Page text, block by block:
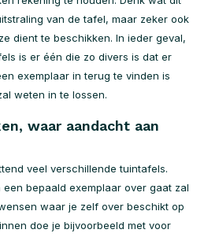
van de tafel, maar zeker ook
dient te beschikken. In ieder geval,
is er één die zo divers is dat er
exemplaar in terug te vinden is
weten in te lossen.
waar aandacht aan
veel verschillende tuintafels.
bepaald exemplaar over gaat zal
waar je zelf over beschikt op
doe je bijvoorbeeld met voor